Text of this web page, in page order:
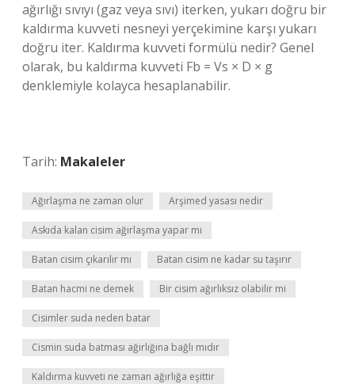
ağırlığı sıvıyı (gaz veya sıvı) iterken, yukarı doğru bir
kaldırma kuvveti nesneyi yerçekimine karşı yukarı
doğru iter. Kaldırma kuvveti formülü nedir? Genel
olarak, bu kaldırma kuvveti Fb = Vs × D × g
denklemiyle kolayca hesaplanabilir.
Tarih: Makaleler
Ağırlaşma ne zaman olur Arşimed yasası nedir
Askıda kalan cisim ağırlaşma yapar mı
Batan cisim çıkarılır mı Batan cisim ne kadar su taşırır
Batan hacmi ne demek Bir cisim ağırlıksız olabilir mi
Cisimler suda neden batar
Cismin suda batması ağırlığına bağlı mıdır
Kaldırma kuvveti ne zaman ağırlığa eşittir